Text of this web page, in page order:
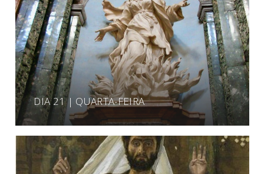
DIA 21 | QUARTA-FEIRA